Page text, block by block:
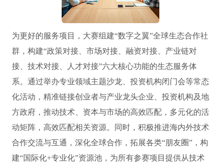
为更好的服务项目，大赛组建“数字之翼”全球生态合作社
群，构建“政策对接、市场对接、融资对接、产业链对
接、技术对接、人才对接”六大核心功能的生态服务体
系。通过举办专业领域主题沙龙、投资机构闭门会等常态
化活动，精准链接创业者与产业龙头企业、投资机构及地
方政府，推动技术、资本与市场的高效匹配，多元化的活
动矩阵，高效匹配相关资源。同时，积极推进海内外技术
合作交流与互通，深化全球合作，拓展各类“朋友圈”，构
建“国际化+专业化”资源池，为所有参赛项目提供从技术